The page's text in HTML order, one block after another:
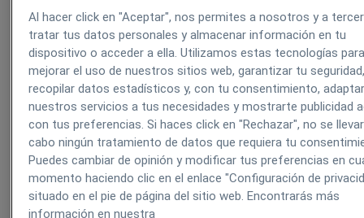
Modifica los campos que necesites: razón
social, CIF/NIF, dirección fiscal o datos de
contacto.
Al guardar, el sistema te pedirá cómo tratar
facturas ya emitidas (ver siguiente pregunta).
Al hacer click en "Aceptar", nos permites a nosotros y a
tratar tus datos personales y almacenar información en tu
dispositivo o acceder a ella. Utilizamos estas tecnologías
mejorar el uso de nuestros sitios web, garantizar tu
recopilar datos estadísticos y, con tu consentimiento,
nuestros servicios a tus necesidades y mostrarte publicidad
con tus preferencias. Si haces click en "Rechazar", no se
cabo ningún tratamiento de datos que requiera tu
Puedes cambiar de opinión y modificar tus preferencias en
momento haciendo clic en el enlace "Configuración de
situado en el pie de página del sitio web. Encontrarás más
información en nuestra